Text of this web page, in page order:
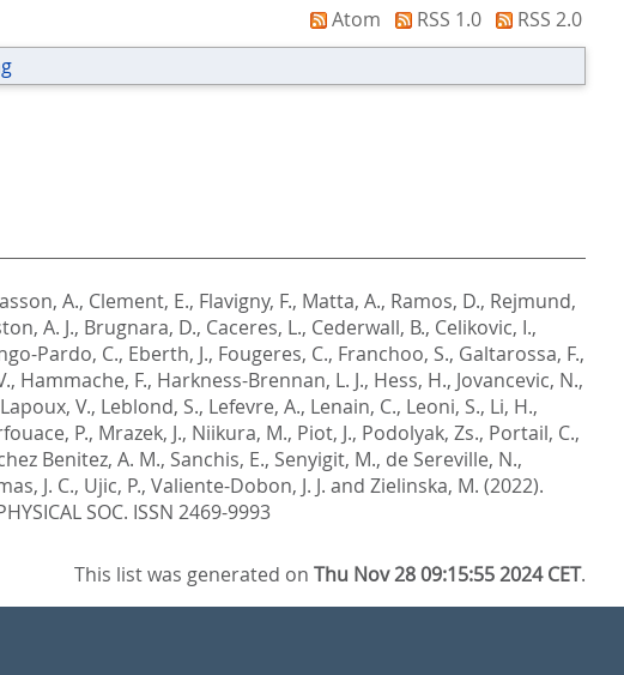
Atom RSS 1.0
RSS 2.0
A., Clement, E., Flavigny, F., Matta, A., Ramos, D., Rejmund,
A. J., Brugnara, D., Caceres, L., Cederwall, B., Celikovic, I.,
Pardo, C., Eberth, J., Fougeres, C., Franchoo, S., Galtarossa, F.,
, Hammache, F., Harkness-Brennan, L. J., Hess, H., Jovancevic, N.,
Lapoux, V., Leblond, S., Lefevre, A., Lenain, C., Leoni, S., Li, H.,
P., Mrazek, J., Niikura, M., Piot, J., Podolyak, Zs., Portail, C.,
Benitez, A. M., Sanchis, E., Senyigit, M., de Sereville, N.,
J. C., Ujic, P., Valiente-Dobon, J. J. and Zielinska, M. (2022).
SOC. ISSN 2469-9993
This list was generated onThu Nov 28 09:15:55 2024 CET.